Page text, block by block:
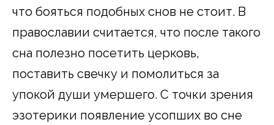
что бояться подобных снов не стоит. В
православии считается, что после такого
сна полезно посетить церковь,
поставить свечку и помолиться за
упокой души умершего. С точки зрения
эзотерики появление усопших во сне